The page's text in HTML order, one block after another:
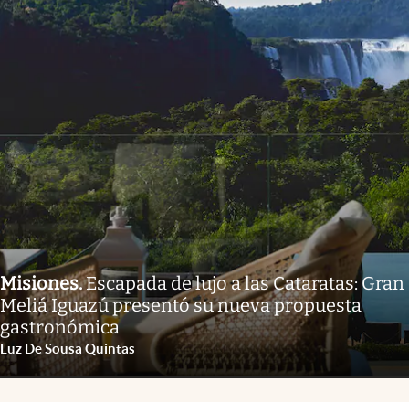
Misiones.Escapada de lujo a las Cataratas: Gran
Meliá Iguazú presentó su nueva propuesta
gastronómica
Luz De Sousa Quintas